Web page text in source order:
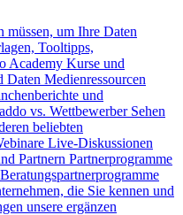
müssen, um Ihre Daten
Tooltipps,
Academy Kurse und
Daten Medienressourcen
und
vs. Wettbewerber Sehen
beliebten
Live-Diskussionen
Partnern Partnerprogramme
die Sie kennen und
unsere ergänzen